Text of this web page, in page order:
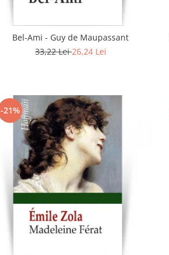
Bel-Ami - Guy de Maupassant
33,22 Lei26,24 Lei
-21%